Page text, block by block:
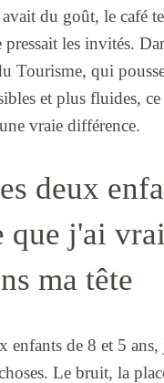
du goût, le café
pressait les invités.
Tourisme, qui
et plus fluides, ce
vraie différence.
deux
que j'ai
ma tête
enfants de 8 et 5 ans,
Le bruit, la